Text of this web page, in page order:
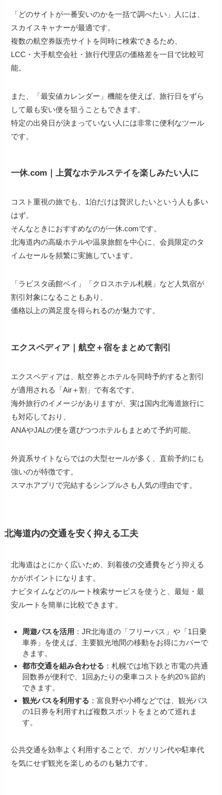
「どのサイトが一番安いのかを一括で調べたい」人には、
スカイスキャナーが最適です。
複数の航空券販売サイトを同時に検索できるため、
LCC・大手航空会社・旅行代理店の価格差を一目で比較可
能。
また、「最安値カレンダー」機能を使えば、旅行日をずら
して最も安い便を狙うこともできます。
特定の出発日が決まっていない人には非常に便利なツール
です。
一休.com｜上質なホテルステイを楽しみたい人に
コスト重視の旅でも、1泊だけは贅沢したいという人も多い
はず。
そんなときにおすすめなのが一休.comです。
北海道内の高級ホテルや温泉旅館を中心に、会員限定のタ
イムセールを頻繁に実施しています。
「ラビスタ函館ベイ」「クロスホテル札幌」など人気宿が
割引対象になることもあり、
価格以上の満足度を得られるのが魅力です。
エクスペディア｜航空＋宿をまとめて割引
エクスペディアは、航空券とホテルを同時予約すると割引
が適用される「Air＋割」で有名です。
海外旅行のイメージがありますが、実は国内北海道旅行に
も対応しており、
ANAやJALの便を選びつつホテルもまとめて予約可能。
外資系サイトならではの大型セールが多く、直前予約にも
強いのが特徴です。
スマホアプリで完結するシンプルさも人気の理由です。
北海道内の交通を安く抑える工夫
北海道はとにかく広いため、到着後の交通費をどう抑える
かがポイントになります。
ナビタイムなどのルート検索サービスを使うと、最短・最
安ルートを簡単に比較できます。
周遊パスを活用 ：JR北海道の「フリーパス」や「1日乗
車券」を使えば、主要観光地間の移動をお得にカバーで
きます。
都市交通を組み合わせる ：札幌では地下鉄と市電の共通
回数券が便利で、1回あたりの乗車コストを約20％節約
できます。
観光バスを利用する ：富良野や小樽などでは、観光バス
の1日券を利用すれば複数スポットをまとめて巡れま
す。
公共交通を効率よく利用することで、ガソリン代や駐車代
を気にせず観光を楽しめるのも魅力です。